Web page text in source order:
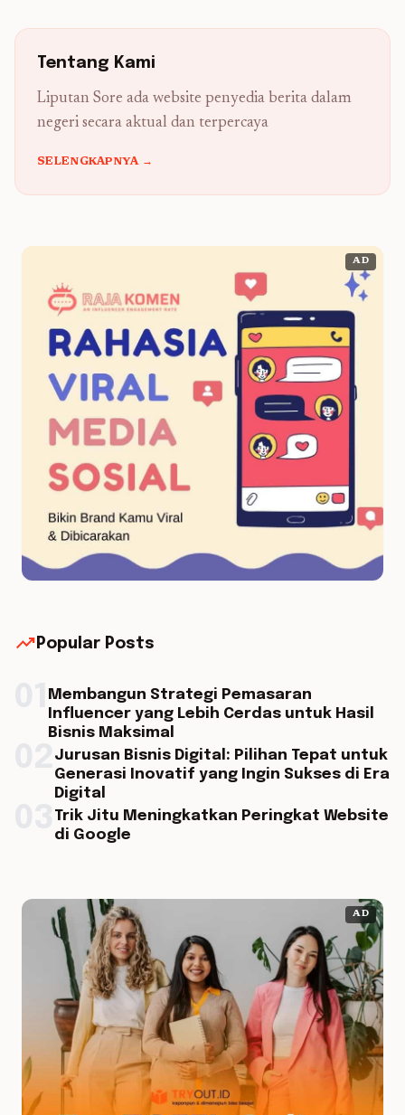
Tentang Kami
Liputan Sore ada website penyedia berita dalam
negeri secara aktual dan terpercaya
SELENGKAPNYA →
AD
trending_up Popular Posts
Membangun Strategi Pemasaran
Influencer yang Lebih Cerdas untuk Hasil
Bisnis Maksimal
Jurusan Bisnis Digital: Pilihan Tepat untuk
Generasi Inovatif yang Ingin Sukses di Era
Digital
Trik Jitu Meningkatkan Peringkat Website
di Google
AD